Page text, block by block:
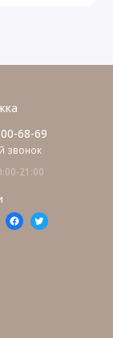
68-69
звонок
21:00